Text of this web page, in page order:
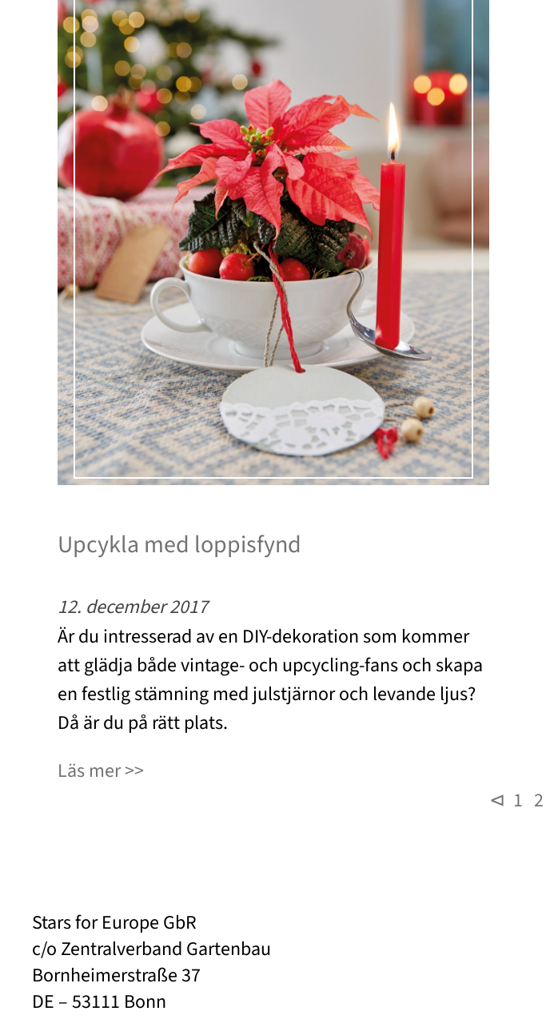
Upcykla med loppisfynd
12. december 2017
Är du intresserad av en DIY-dekoration som kommer
att glädja både vintage- och upcycling-fans och skapa
en festlig stämning med julstjärnor och levande ljus?
Då är du på rätt plats.
Läs mer
⊲ 1 2
Stars for Europe GbR
c/o Zentralverband Gartenbau
Bornheimerstraße 37
DE – 53111 Bonn